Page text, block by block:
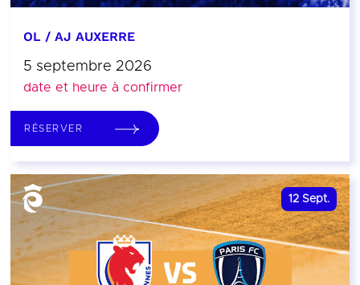
OL / AJ AUXERRE
5 septembre 2026
date et heure à confirmer
RÉSERVER
12 Sept.